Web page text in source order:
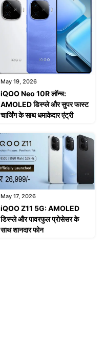
May 19, 2026
iQOO Neo 10R लॉन्च:
AMOLED डिस्प्ले और सुपर फास्ट
चार्जिंग के साथ धमाकेदार एंट्री
May 17, 2026
iQOO Z11 5G: AMOLED
डिस्प्ले और पावरफुल प्रोसेसर के
साथ शानदार फोन